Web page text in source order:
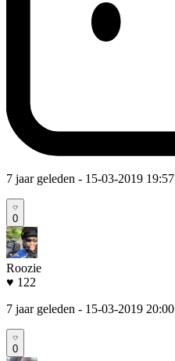
7 jaar geleden - 15-03-2019 19:57
0
Roozie
♥ 122
7 jaar geleden - 15-03-2019 20:00
0